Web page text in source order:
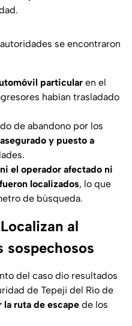
se encontraron
particular en el
habían trasladado
de abandono por los
y puesto a
ni el operador afectado ni
localizados, lo que
de búsqueda.
al
sospechosos
del caso dio resultados
de Tepeji del Río de
ruta de escape de los